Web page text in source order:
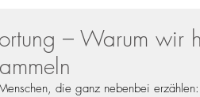
– Warum wir
die ganz nebenbei